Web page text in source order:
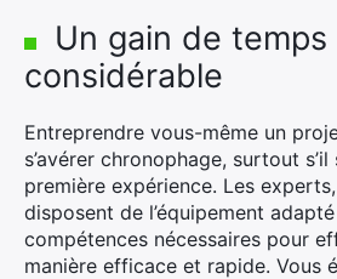
Un gain de temps
considérable
Entreprendre vous-même un
s’avérer chronophage, surtout
première expérience. Les
disposent de l’équipement
compétences nécessaires pour
manière efficace et rapide. Vous